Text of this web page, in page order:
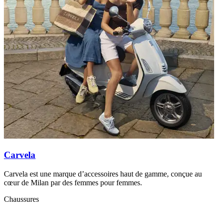
Carvela
Carvela est une marque d’accessoires haut de gamme, conçue au
cœur de Milan par des femmes pour femmes.
Chaussures